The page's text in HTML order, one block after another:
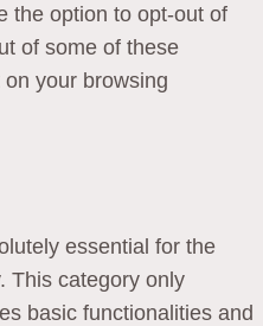
the option to opt-out of
of some of these
your browsing
essential for the
This category only
basic functionalities and